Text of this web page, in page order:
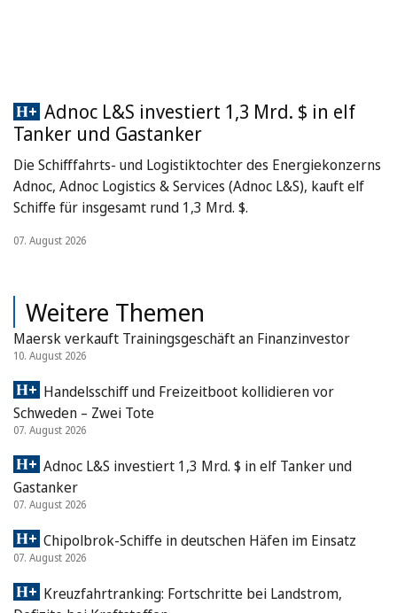
Adnoc L&S investiert 1,3 Mrd. $ in elf
Tanker und Gastanker
Die Schifffahrts- und Logistiktochter des Energiekonzerns
Adnoc, Adnoc Logistics & Services (Adnoc L&S), kauft elf
Schiffe für insgesamt rund 1,3 Mrd. $.
07. August 2026
Weitere Themen
Maersk verkauft Trainingsgeschäft an Finanzinvestor
10. August 2026
Handelsschiff und Freizeitboot kollidieren vor
Schweden – Zwei Tote
07. August 2026
Adnoc L&S investiert 1,3 Mrd. $ in elf Tanker und
Gastanker
07. August 2026
Chipolbrok-Schiffe in deutschen Häfen im Einsatz
07. August 2026
Kreuzfahrtranking: Fortschritte bei Landstrom,